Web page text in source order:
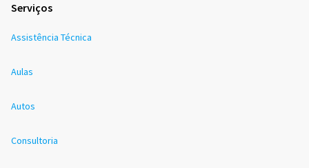
Serviços
Assistência Técnica
Aulas
Autos
Consultoria